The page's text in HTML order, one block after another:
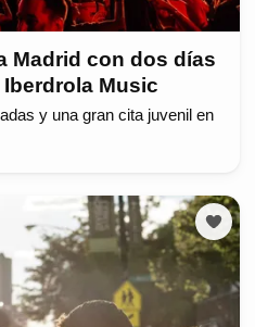
Madrid con dos días
Music
y una gran cita juvenil en